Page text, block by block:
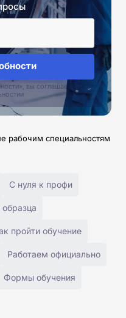
вы соглашаетесь с
рабочим специальностям
С нуля к профи
пройти обучение
Работаем официально
Формы обучения